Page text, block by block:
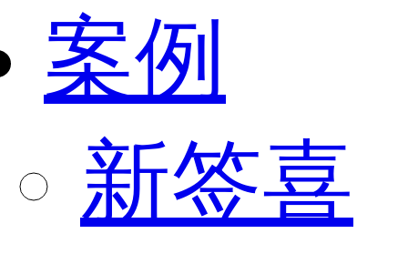
案例
新签喜